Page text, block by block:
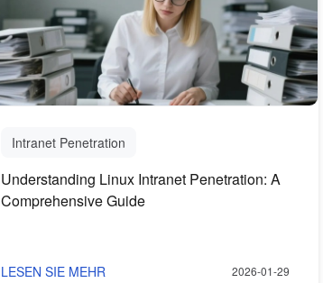
Intranet Penetration
Understanding Linux Intranet Penetration: A
Comprehensive Guide
LESEN SIE MEHR 2026-01-29